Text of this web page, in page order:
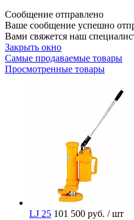
Сообщение отправлено
Ваше сообщение успешно
Вами свяжется наш
Закрыть окно
Самые продаваемые товары
Просмотренные товары
LJ 25 101 500 руб. / шт